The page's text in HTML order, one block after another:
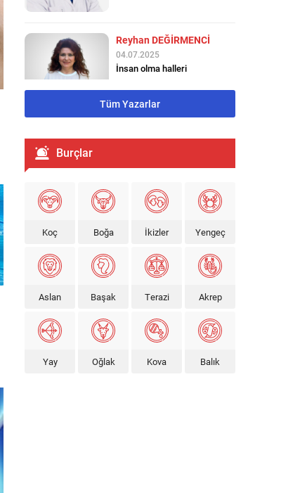
Zahide ULUSOY
04.07.2025
Empati
korkmayın!!
Ahmet BAYINDIR
18.06.2026
Olan, Zamanını mı Bekler?
Tüm Yazarlar
Burçlar
Koç Boğa İkizler Yengeç
Aslan Başak Terazi Akrep
Yay Oğlak Kova Balık